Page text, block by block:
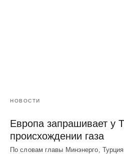
НОВОСТИ
Европа запрашивает у
происхождении газа
По словам главы Минэнерго, Турция